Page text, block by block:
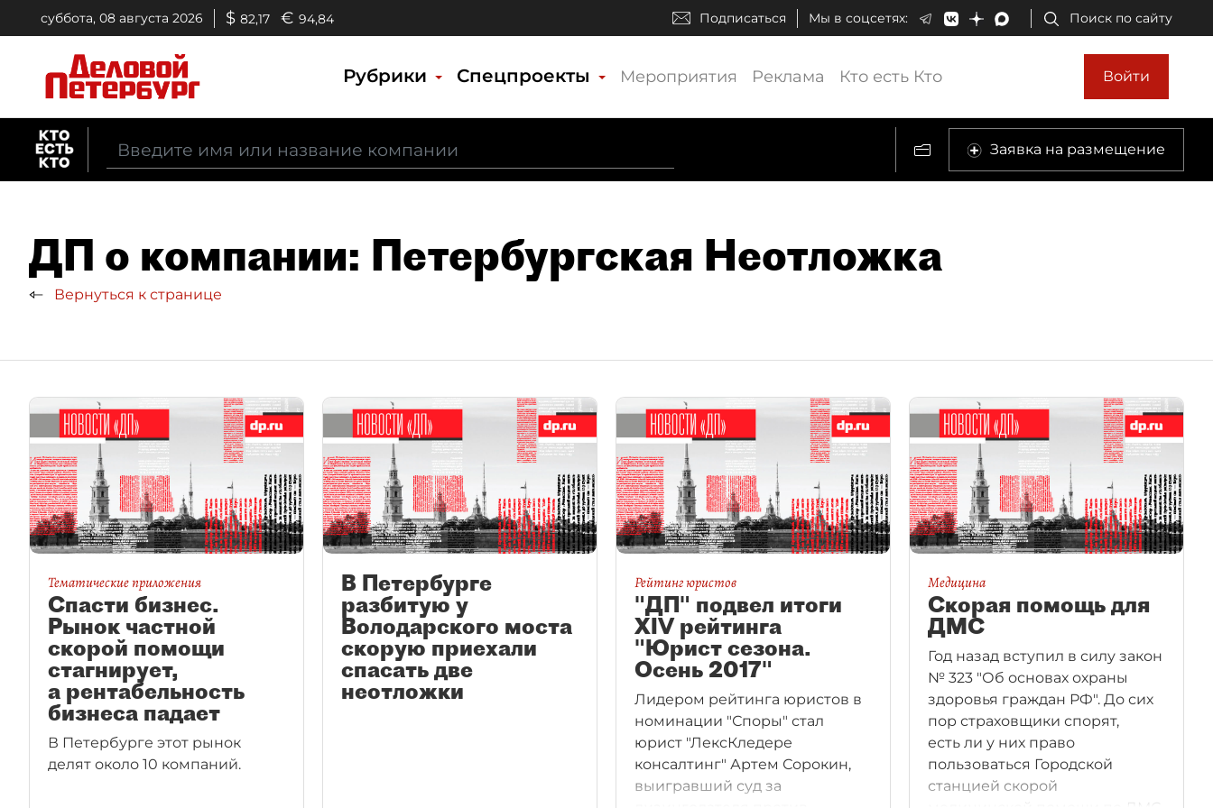
суббота, 08 августа 2026 $ 82,17 € 94,84 Подписаться Мы в соцсетях: Поиск по сайту
Рубрики Спецпроекты Мероприятия Реклама Кто есть Кто Войти
Заявка на размещение
ДП о компании: Петербургская Неотложка
Вернуться к странице
Тематические приложения
Спасти бизнес.
Рынок частной
скорой помощи
стагнирует,
а рентабельность
бизнеса падает
В Петербурге этот рынок
делят около 10 компаний.
В Петербурге
разбитую у
Володарского моста
скорую приехали
спасать две
неотложки
Рейтинг юристов
"ДП" подвел итоги
XIV рейтинга
"Юрист сезона.
Осень 2017"
Лидером рейтинга юристов в
номинации "Споры" стал
юрист "ЛексКледере
консалтинг" Артем Сорокин,
выигравший суд за
Медицина
Скорая помощь для
ДМС
Год назад вступил в силу закон
№ 323 "Об основах охраны
здоровья граждан РФ". До сих
пор страховщики спорят,
есть ли у них право
пользоваться Городской
станцией скорой